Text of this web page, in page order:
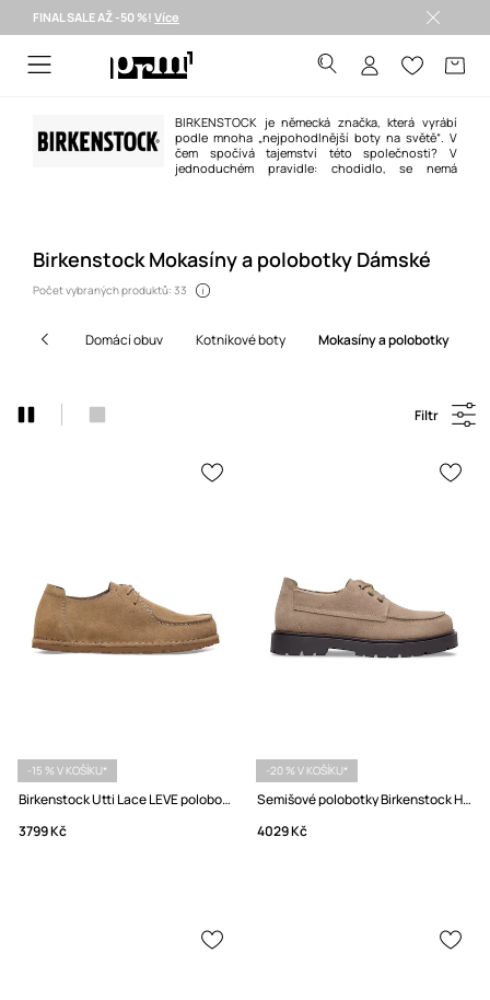
FINAL SALE AŽ -50 %! Více
BIRKENSTOCK je německá značka, která vyrábí
podle mnoha „nejpohodlnější boty na světě“. V
čem spočívá tajemství této společnosti? V
jednoduchém pravidle: chodidlo, se nemá
Birkenstock Mokasíny a polobotky Dámské
Počet vybraných produktů: 33
domácí obuv kotníkové boty mokasíny a polobotky
Filtr
-15 % V KOŠÍKU*
Birkenstock Utti Lace LEVE polobotky dámské semišové
3799 Kč
-20 % V KOŠÍKU*
Semišové polobotky Birkenstock Highwood Moc Lace Low
4029 Kč